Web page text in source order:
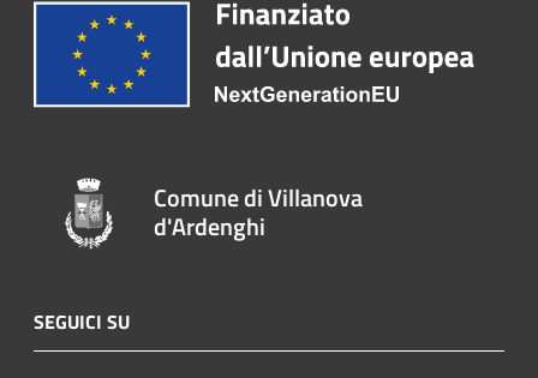
Comune di Villanova
d'Ardenghi
SEGUICI SU